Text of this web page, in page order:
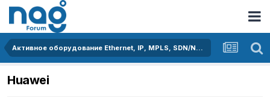
Активное оборудование Ethernet, IP, MPLS, SDN/NFV...
Huawei